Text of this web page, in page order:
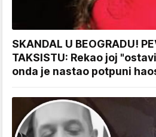
SKANDAL U BEOGRADU!
TAKSISTU: Rekao joj
onda je nastao potpuni